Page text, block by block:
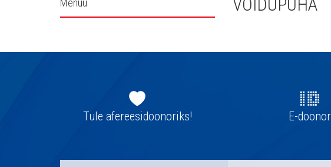
Külgpaani
Menüü VÕIDUPÜHA
navigatsioonTule afereesidoonoriks! E-doonor